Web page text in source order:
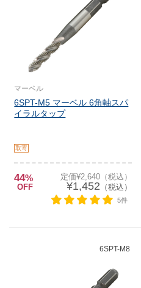
マーベル
6SPT-M5 マーベル 6角軸スパ
イラルタップ
取寄
44%
OFF
定価¥2,640（税込）
¥1,452 （税込）
5件
6SPT-M8